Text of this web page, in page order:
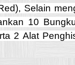
Selain
10
2 Alat